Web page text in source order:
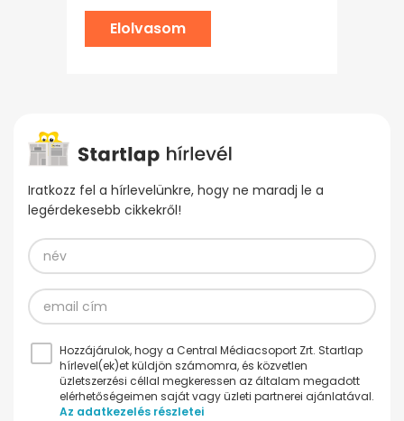
Elolvasom
Iratkozz fel a hírlevelünkre, hogy ne maradj le a
legérdekesebb cikkekről!
Hozzájárulok, hogy a Central Médiacsoport Zrt. Startlap
hírlevel(ek)et küldjön számomra, és közvetlen
üzletszerzési céllal megkeressen az általam megadott
elérhetőségeimen saját vagy üzleti partnerei ajánlatával.
Az adatkezelés részletei